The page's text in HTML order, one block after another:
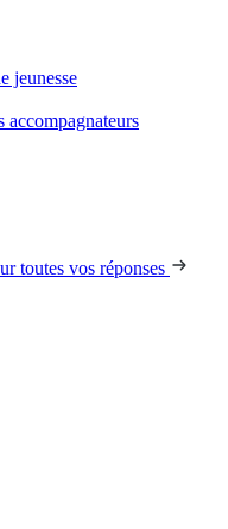
jeunesse
accompagnateurs
toutes vos réponses